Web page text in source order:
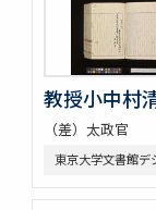
教授小中村
（差）太政官
東京大学文書館デ